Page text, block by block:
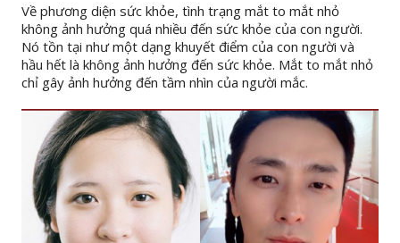
Về phương diện sức khỏe, tình trạng mắt to mắt nhỏ
không ảnh hưởng quá nhiều đến sức khỏe của con người.
Nó tồn tại như một dạng khuyết điểm của con người và
hầu hết là không ảnh hưởng đến sức khỏe. Mắt to mắt nhỏ
chỉ gây ảnh hưởng đến tầm nhìn của người mắc.